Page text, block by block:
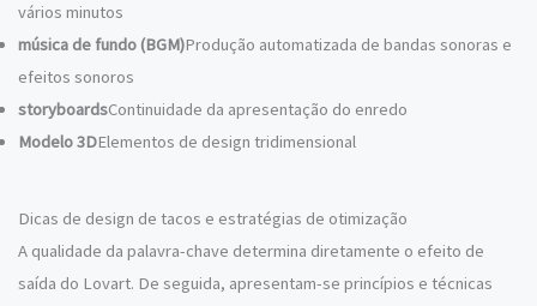
vários minutos
música de fundo (BGM)Produção automatizada de bandas sonoras e
efeitos sonoros
storyboardsContinuidade da apresentação do enredo
Modelo 3DElementos de design tridimensional
Dicas de design de tacos e estratégias de otimização
A qualidade da palavra-chave determina diretamente o efeito de
saída do Lovart. De seguida, apresentam-se princípios e técnicas